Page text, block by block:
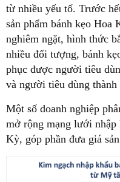
từ nhiều yếu tố. Trước
sản phẩm bánh kẹo Hoa
nghiêm ngặt, hình thức
nhiều đối tượng, bánh
phục được người tiêu
và người tiêu dùng thành
Một số doanh nghiệp
mở rộng mạng lưới
Kỳ, góp phần đưa giá